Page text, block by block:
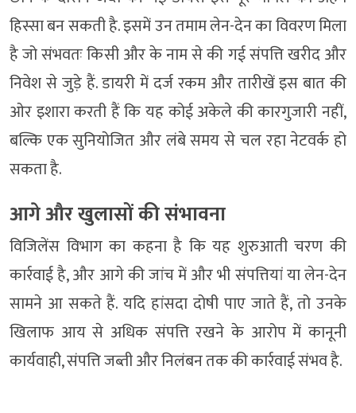
हिस्सा बन सकती है. इसमें उन तमाम लेन-देन का विवरण मिला
है जो संभवतः किसी और के नाम से की गई संपत्ति खरीद और
निवेश से जुड़े हैं. डायरी में दर्ज रकम और तारीखें इस बात की
ओर इशारा करती हैं कि यह कोई अकेले की कारगुजारी नहीं,
बल्कि एक सुनियोजित और लंबे समय से चल रहा नेटवर्क हो
सकता है.
आगे और खुलासों की संभावना
विजिलेंस विभाग का कहना है कि यह शुरुआती चरण की
कार्रवाई है, और आगे की जांच में और भी संपत्तियां या लेन-देन
सामने आ सकते हैं. यदि हांसदा दोषी पाए जाते हैं, तो उनके
खिलाफ आय से अधिक संपत्ति रखने के आरोप में कानूनी
कार्यवाही, संपत्ति जब्ती और निलंबन तक की कार्रवाई संभव है.